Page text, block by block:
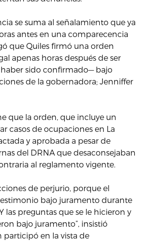
se suma al señalamiento que ya
antes en una comparecencia
que Quiles firmó una orden
apenas horas después de ser
sido confirmado— bajo
de la gobernadora; Jenniffer
que la orden, que incluye un
casos de ocupaciones en La
y aprobada a pesar de
del DRNA que desaconsejaban
al reglamento vigente.
de perjurio, porque el
bajo juramento durante
las preguntas que se le hicieron y
bajo juramento”, insistió
participó en la vista de